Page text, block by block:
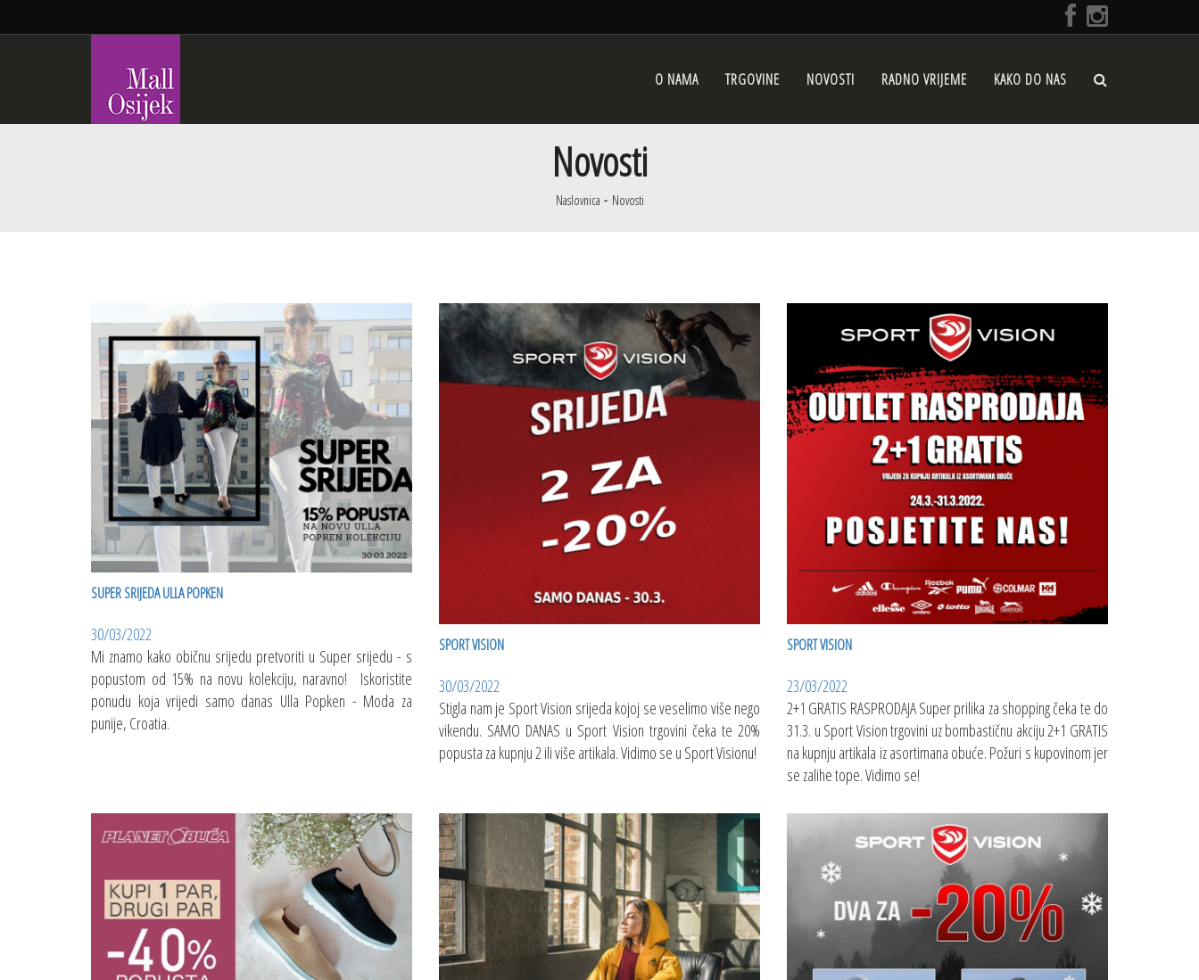
O NAMA TRGOVINE NOVOSTI RADNO VRIJEME KAKO DO NAS
Novosti
Naslovnica Novosti
SUPER SRIJEDA ULLA POPKEN
30/03/2022
Mi znamo kako običnu srijedu pretvoriti u Super srijedu - s
popustom od 15% na novu kolekciju, naravno! Iskoristite
ponudu koja vrijedi samo danas Ulla Popken - Moda za
punije, Croatia.
SPORT VISION
30/03/2022
Stigla nam je Sport Vision srijeda kojoj se veselimo više nego
vikendu. SAMO DANAS u Sport Vision trgovini čeka te 20%
popusta za kupnju 2 ili više artikala. Vidimo se u Sport Visionu!
SPORT VISION
23/03/2022
2+1 GRATIS RASPRODAJA Super prilika za shopping čeka te do
31.3. u Sport Vision trgovini uz bombastičnu akciju 2+1 GRATIS
na kupnju artikala iz asortimana obuće. Požuri s kupovinom jer
se zalihe tope. Vidimo se!